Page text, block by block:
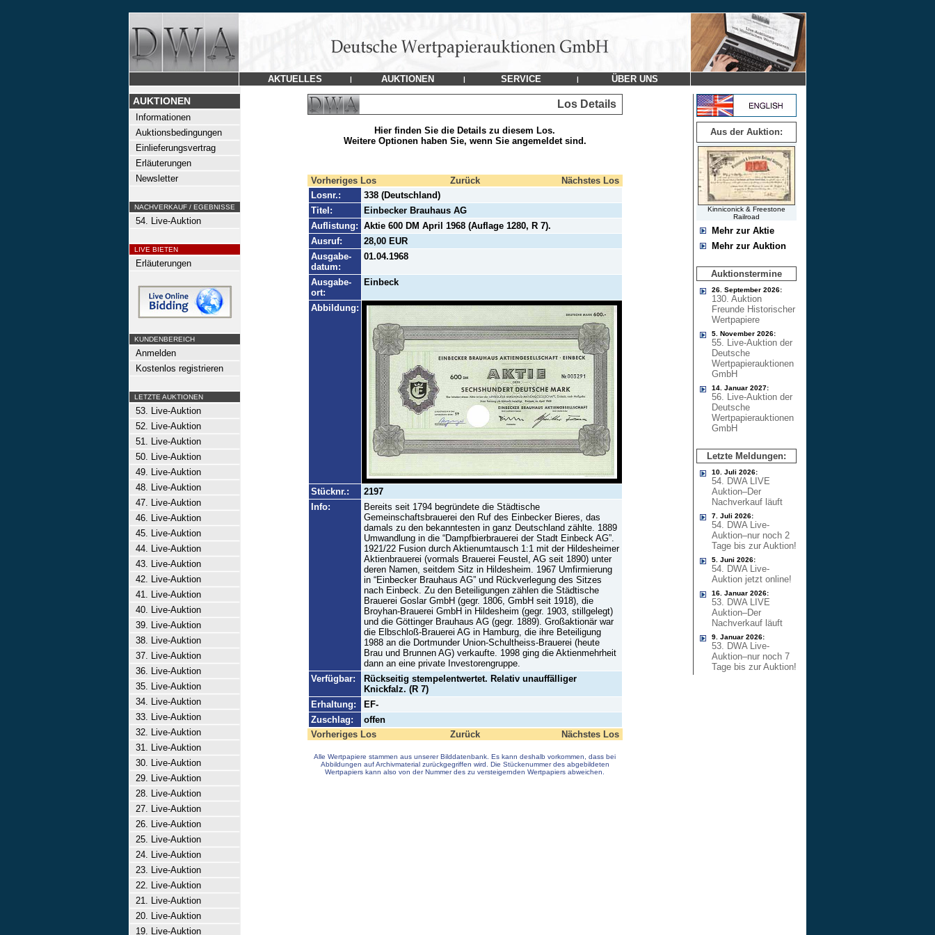
AKTUELLES | AUKTIONEN | SERVICE | ÜBER UNS
AUKTIONEN
Informationen
Auktionsbedingungen
Einlieferungsvertrag
Erläuterungen
Newsletter
NACHVERKAUF / EGEBNISSE
54. Live-Auktion
LIVE BIETEN
Erläuterungen
KUNDENBEREICH
Anmelden
Kostenlos registrieren
LETZTE AUKTIONEN
53. Live-Auktion
52. Live-Auktion
51. Live-Auktion
50. Live-Auktion
49. Live-Auktion
48. Live-Auktion
47. Live-Auktion
46. Live-Auktion
45. Live-Auktion
44. Live-Auktion
43. Live-Auktion
42. Live-Auktion
41. Live-Auktion
40. Live-Auktion
39. Live-Auktion
38. Live-Auktion
37. Live-Auktion
36. Live-Auktion
35. Live-Auktion
34. Live-Auktion
33. Live-Auktion
32. Live-Auktion
31. Live-Auktion
30. Live-Auktion
29. Live-Auktion
28. Live-Auktion
27. Live-Auktion
26. Live-Auktion
25. Live-Auktion
24. Live-Auktion
23. Live-Auktion
22. Live-Auktion
21. Live-Auktion
20. Live-Auktion
19. Live-Auktion
Los Details
Hier finden Sie die Details zu diesem Los.
Weitere Optionen haben Sie, wenn Sie angemeldet sind.
Vorheriges Los Zurück
Nächstes Los
Losnr.:
338 (Deutschland)
Titel:
Einbecker Brauhaus AG
Auflistung: Aktie 600 DM April 1968 (Auflage 1280, R 7).
Ausruf:
28,00 EUR
Ausgabe-
datum:
01.04.1968
Ausgabe-
ort:
Einbeck
Abbildung:
Stücknr.:
2197
Info:
Bereits seit 1794 begründete die Städtische
Gemeinschaftsbrauerei den Ruf des Einbecker Bieres, das
damals zu den bekanntesten in ganz Deutschland zählte. 1889
Umwandlung in die “Dampfbierbrauerei der Stadt Einbeck AG”.
1921/22 Fusion durch Aktienumtausch 1:1 mit der Hildesheimer
Aktienbrauerei (vormals Brauerei Feustel, AG seit 1890) unter
deren Namen, seitdem Sitz in Hildesheim. 1967 Umfirmierung
in “Einbecker Brauhaus AG” und Rückverlegung des Sitzes
nach Einbeck. Zu den Beteiligungen zählen die Städtische
Brauerei Goslar GmbH (gegr. 1806, GmbH seit 1918), die
Broyhan-Brauerei GmbH in Hildesheim (gegr. 1903, stillgelegt)
und die Göttinger Brauhaus AG (gegr. 1889). Großaktionär war
die Elbschloß-Brauerei AG in Hamburg, die ihre Beteiligung
1988 an die Dortmunder Union-Schultheiss-Brauerei (heute
Brau und Brunnen AG) verkaufte. 1998 ging die Aktienmehrheit
dann an eine private Investorengruppe.
Verfügbar:
Rückseitig stempelentwertet. Relativ unauffälliger
Knickfalz. (R 7)
Erhaltung:
EF-
Zuschlag:
offen
Vorheriges Los
Zurück Nächstes Los
Alle Wertpapiere stammen aus unserer Bilddatenbank. Es kann deshalb vorkommen, dass bei
Abbildungen auf Archivmaterial zurückgegriffen wird. Die Stückenummer des abgebildeten
Wertpapiers kann also von der Nummer des zu versteigernden Wertpapiers abweichen.
Aus der Auktion:
Kinniconick & Freestone
Railroad
Mehr zur Aktie
Mehr zur Auktion
Auktionstermine
26. September 2026:
130. Auktion
Freunde Historischer
Wertpapiere
5. November 2026:
55. Live-Auktion der
Deutsche
Wertpapierauktionen
GmbH
14. Januar 2027:
56. Live-Auktion der
Deutsche
Wertpapierauktionen
GmbH
Letzte Meldungen:
10. Juli 2026:
54. DWA LIVE
Auktion–Der
Nachverkauf läuft
7. Juli 2026:
54. DWA Live-
Auktion–nur noch 2
Tage bis zur Auktion!
5. Juni 2026:
54. DWA Live-
Auktion jetzt online!
16. Januar 2026:
53. DWA LIVE
Auktion–Der
Nachverkauf läuft
9. Januar 2026:
53. DWA Live-
Auktion–nur noch 7
Tage bis zur Auktion!